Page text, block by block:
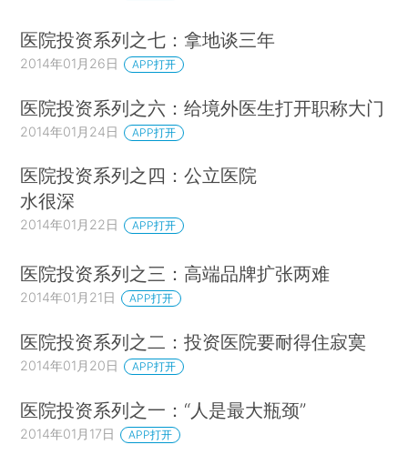
医院投资系列之七：拿地谈三年
2014年01月26日 APP打开
医院投资系列之六：给境外医生打开职称大门
2014年01月24日 APP打开
医院投资系列之四：公立医院
水很深
2014年01月22日 APP打开
医院投资系列之三：高端品牌扩张两难
2014年01月21日 APP打开
医院投资系列之二：投资医院要耐得住寂寞
2014年01月20日 APP打开
医院投资系列之一：“人是最大瓶颈”
2014年01月17日 APP打开